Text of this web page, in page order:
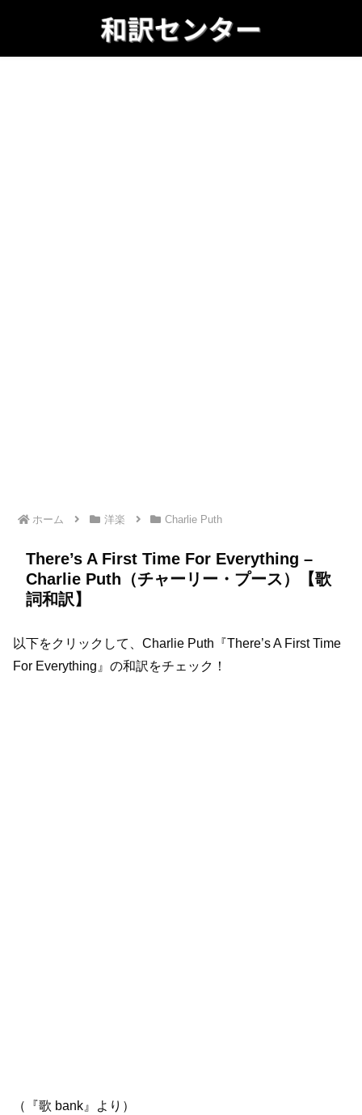
ホーム 洋楽 Charlie Puth
There’s A First Time For Everything –
Charlie Puth（チャーリー・プース）【歌
詞和訳】
以下をクリックして、Charlie Puth『There’s A First Time
For Everything』の和訳をチェック！
（『歌 bank』より）